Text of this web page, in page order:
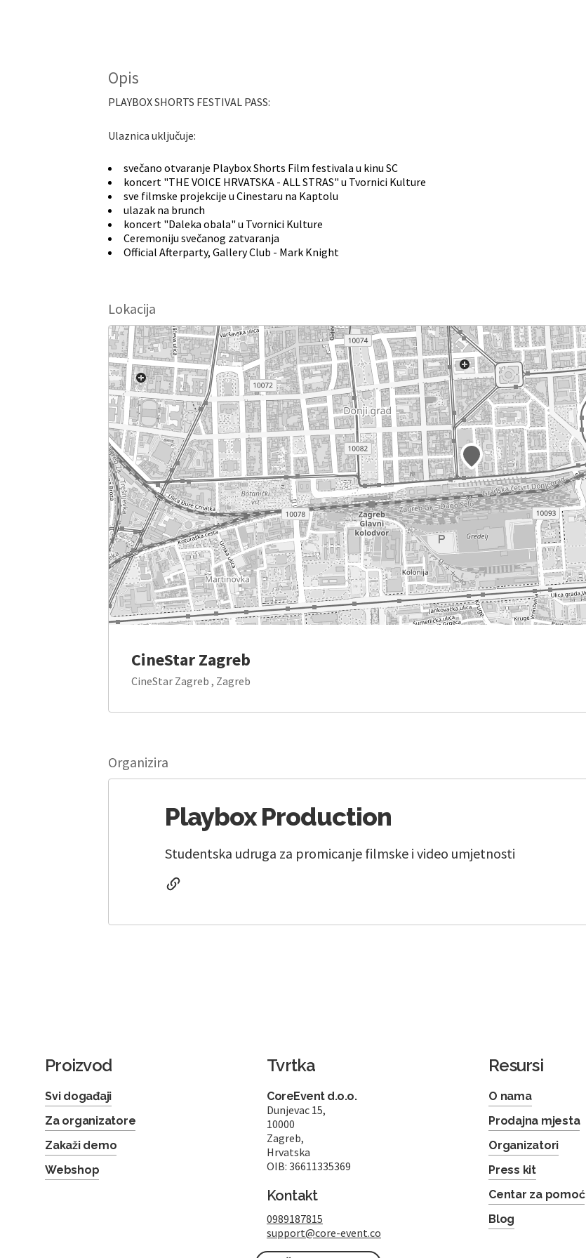
Opis
PLAYBOX SHORTS FESTIVAL PASS:
Ulaznica uključuje:
svečano otvaranje Playbox Shorts Film festivala u kinu SC
koncert "THE VOICE HRVATSKA - ALL STRAS" u Tvornici Kulture
sve filmske projekcije u Cinestaru na Kaptolu
ulazak na brunch
koncert "Daleka obala" u Tvornici Kulture
Ceremoniju svečanog zatvaranja
Official Afterparty, Gallery Club - Mark Knight
Lokacija
CineStar Zagreb
CineStar Zagreb , Zagreb
Organizira
Playbox Production
Studentska udruga za promicanje filmske i video umjetnosti
Proizvod
Svi događaji
Za organizatore
Zakaži demo
Webshop
Tvrtka
CoreEvent d.o.o.
Dunjevac 15,
10000
Zagreb,
Hrvatska
OIB: 36611335369
Kontakt
0989187815
support@core-event.co
Resursi
O nama
Prodajna mjesta
Organizatori
Press kit
Centar za pomoć
Blog